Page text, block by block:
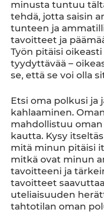
minusta tuntuu
tehdä, jotta saisin
tunteen ja
tavoitteet ja
Työn pitäisi
tyydyttävää –
se, että se voi olla
Etsi oma polkusi ja
kahlaaminen.
mahdollistuu
kautta. Kysy
mitä minun pitäisi
mitkä ovat minun
tavoitteeni ja
tavoitteet
uteliaisuuden
tahtotilan oman